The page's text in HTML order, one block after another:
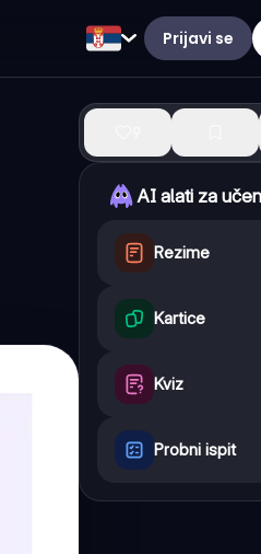
Prijavi se
AI alati za
Rezime
Kartice
Kviz
Probni ispit